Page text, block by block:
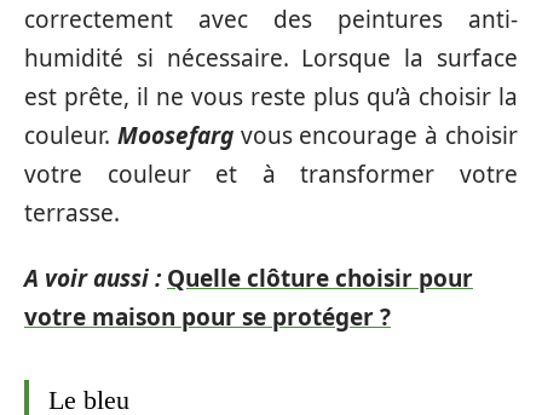
correctement avec des peintures anti-
humidité si nécessaire. Lorsque la surface
est prête, il ne vous reste plus qu’à choisir la
couleur. Moosefargvous encourage à choisir
votre couleur et à transformer votre
terrasse.
A voir aussi : Quelle clôture choisir pour
votre maison pour se protéger ?
Le bleu